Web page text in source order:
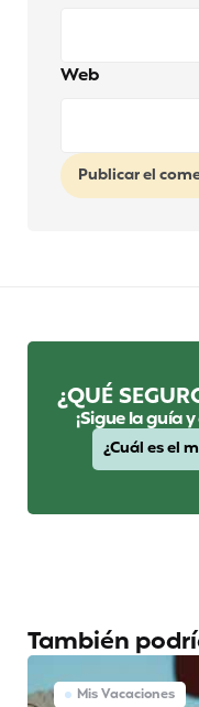
Web
¿QUÉ
¡Sigue la guía
También
Mis Vacaciones